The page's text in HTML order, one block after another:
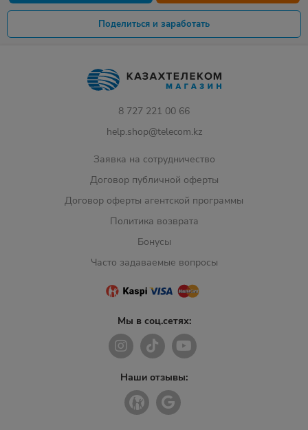
Поделиться и заработать
8 727 221 00 66
help.shop@telecom.kz
Заявка на сотрудничество
Договор публичной оферты
Договор оферты агентской программы
Политика возврата
Бонусы
Часто задаваемые вопросы
Мы в соц.сетях:
Наши отзывы: